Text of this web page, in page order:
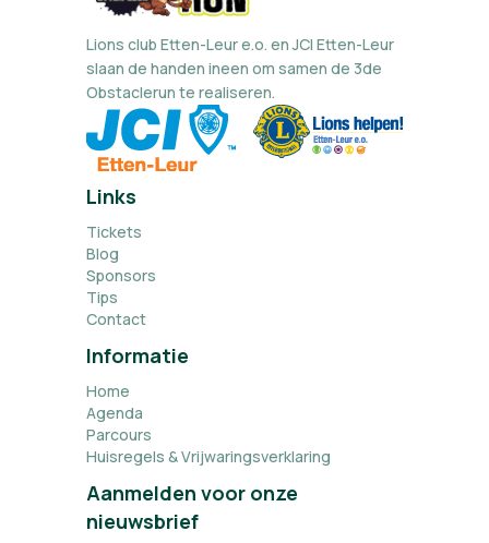
Lions club Etten-Leur e.o. en JCI Etten-Leur
slaan de handen ineen om samen de 3de
Obstaclerun te realiseren.
Links
Tickets
Blog
Sponsors
Tips
Contact
Informatie
Home
Agenda
Parcours
Huisregels & Vrijwaringsverklaring
Aanmelden voor onze
nieuwsbrief